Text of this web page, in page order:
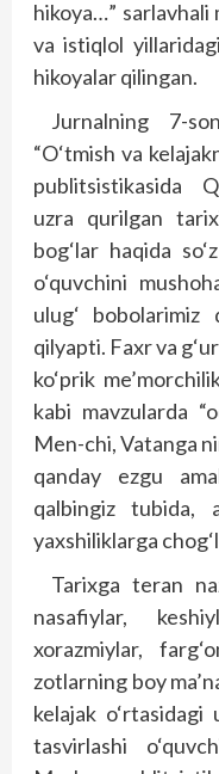
hikoya…”
va istiqlol
hikoyalar qilingan.
Jurnalning 7-
“O‘tmish va
publitsistikasida
uzra qurilgan
bog‘lar haqida
o‘quvchini
ulug‘ bobolarimiz
qilyapti. Faxr va
ko‘prik
kabi mavzularda
Men-chi, Vatanga
qanday ezgu
qalbingiz tubida,
yaxshiliklarga
Tarixga teran
nasafiylar,
xorazmiylar,
zotlarning boy
kelajak o‘rtasidagi
tasvirlashi